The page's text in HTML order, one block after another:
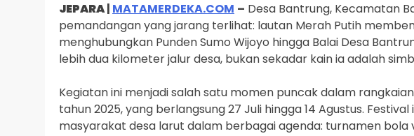
JEPARA| MATAMERDEKA.COM – Desa Bantrung, Kecamatan
pemandangan yang jarang terlihat: lautan Merah Putih
menghubungkan Punden Sumo Wijoyo hingga Balai Desa
lebih dua kilometer jalur desa, bukan sekadar kain ia adalah
Kegiatan ini menjadi salah satu momen puncak dalam
tahun 2025, yang berlangsung 27 Juli hingga 14 Agustus.
masyarakat desa larut dalam berbagai agenda: turnamen bola